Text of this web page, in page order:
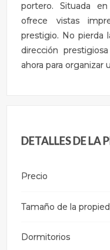
portero. Situada
ofrece vistas
prestigio. No pierda
dirección
ahora para organizar
DETALLES DE LA
Precio
Tamaño de la
Dormitorios